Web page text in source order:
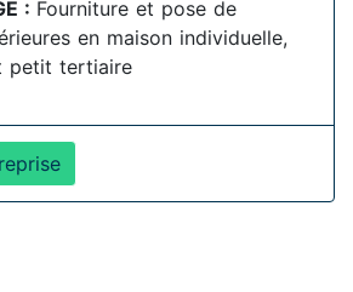
: Fourniture et pose de
en maison individuelle,
petit tertiaire